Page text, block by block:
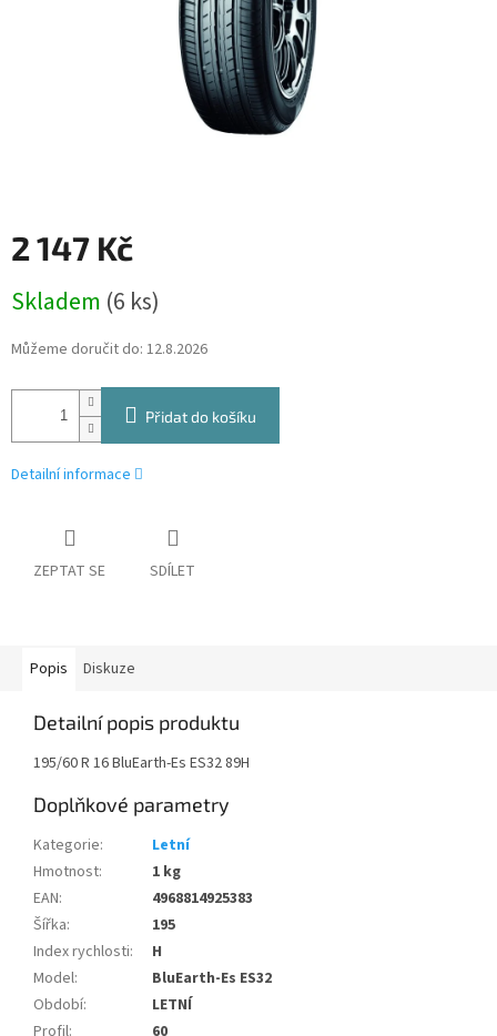
2 147 Kč
cena:
Skladem (6 ks)
Můžeme doručit do: 12.8.2026
Přidat do košíku
Detailní informace
ZEPTAT SE SDÍLET
Popis Diskuze
Detailní popis produktu
195/60 R 16 BluEarth-Es ES32 89H
Doplňkové parametry
Kategorie:
Letní
Hmotnost:
1 kg
EAN:
4968814925383
Šířka:
195
Index rychlosti:
H
Model:
BluEarth-Es ES32
Období:
LETNÍ